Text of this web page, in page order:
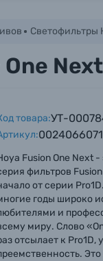
Светофильтры
товара:УТ-
Fusion One Next
фильтров
от серии
годы широко
и
миру. Слово
отсылает к Pro1D,